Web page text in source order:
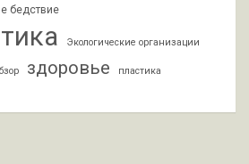
бедствие
Экологические организации
здоровье пластика